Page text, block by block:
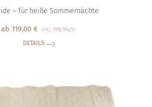
– für heiße Sommernächte
ab 119,00 € inkl. 19% MwSt.
DETAILS